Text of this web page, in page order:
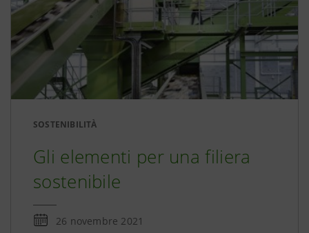
SOSTENIBILITÀ
Gli elementi per una filiera
sostenibile
26 novembre 2021